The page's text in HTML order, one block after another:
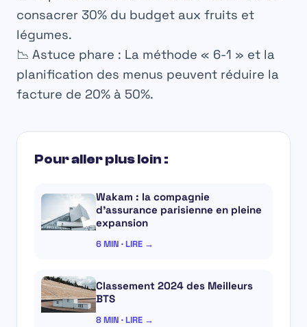
consacrer 30% du budget aux fruits et
légumes.
📉 Astuce phare : La méthode « 6-1 » et la
planification des menus peuvent réduire la
facture de 20% à 50%.
Pour aller plus loin :
Wakam : la compagnie
d’assurance parisienne en pleine
expansion
6 MIN · LIRE →
Classement 2024 des Meilleurs
BTS
8 MIN · LIRE →